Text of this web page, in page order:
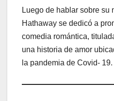
Luego de hablar sobre su
Hathaway se dedicó a
comedia romántica,
una historia de amor
la pandemia de Covid- 19.